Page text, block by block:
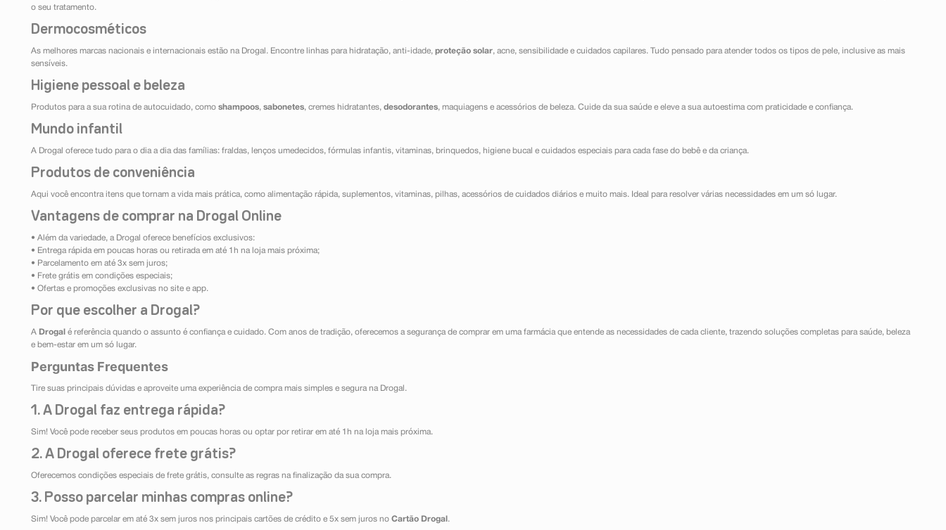
o seu tratamento.
Dermocosméticos
As melhores marcas nacionais e internacionais estão na Drogal. Encontre linhas para hidratação, anti-idade, proteção solar, acne, sensibilidade e cuidados capilares. Tudo pensado para atender todos os tipos de pele, inclusive as mais
sensíveis.
Higiene pessoal e beleza
Produtos para a sua rotina de autocuidado, como shampoos, sabonetes, cremes hidratantes, desodorantes, maquiagens e acessórios de beleza. Cuide da sua saúde e eleve a sua autoestima com praticidade e confiança.
Mundo infantil
A Drogal oferece tudo para o dia a dia das famílias: fraldas, lenços umedecidos, fórmulas infantis, vitaminas, brinquedos, higiene bucal e cuidados especiais para cada fase do bebê e da criança.
Produtos de conveniência
Aqui você encontra itens que tornam a vida mais prática, como alimentação rápida, suplementos, vitaminas, pilhas, acessórios de cuidados diários e muito mais. Ideal para resolver várias necessidades em um só lugar.
Vantagens de comprar na Drogal Online
• Além da variedade, a Drogal oferece benefícios exclusivos:
• Entrega rápida em poucas horas ou retirada em até 1h na loja mais próxima;
• Parcelamento em até 3x sem juros;
• Frete grátis em condições especiais;
• Ofertas e promoções exclusivas no site e app.
Por que escolher a Drogal?
A Drogal é referência quando o assunto é confiança e cuidado. Com anos de tradição, oferecemos a segurança de comprar em uma farmácia que entende as necessidades de cada cliente, trazendo soluções completas para saúde, beleza
e bem-estar em um só lugar.
Perguntas Frequentes
Tire suas principais dúvidas e aproveite uma experiência de compra mais simples e segura na Drogal.
1. A Drogal faz entrega rápida?
Sim! Você pode receber seus produtos em poucas horas ou optar por retirar em até 1h na loja mais próxima.
2. A Drogal oferece frete grátis?
Oferecemos condições especiais de frete grátis, consulte as regras na finalização da sua compra.
3. Posso parcelar minhas compras online?
Sim! Você pode parcelar em até 3x sem juros nos principais cartões de crédito e 5x sem juros no Cartão Drogal .